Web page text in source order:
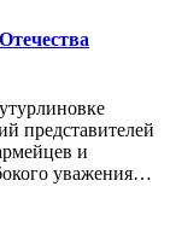
представителей
и
уважения…